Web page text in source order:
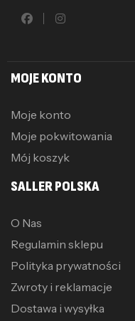
MOJE KONTO
Moje konto
Moje pokwitowania
Mój koszyk
SALLER POLSKA
O Nas
Regulamin sklepu
Polityka prywatności
Zwroty i reklamacje
Dostawa i wysyłka